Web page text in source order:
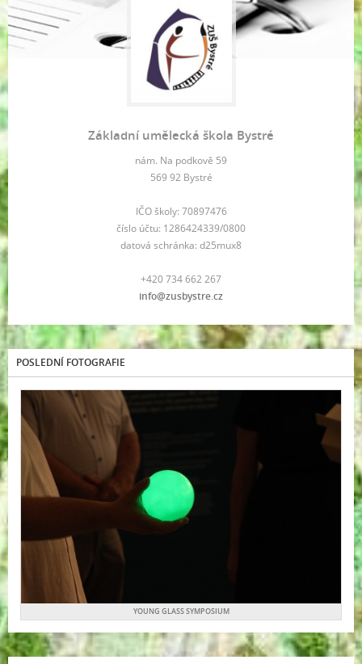
Základní umělecká škola Bystré
nám. Na podkově 59
569 92 Bystré
IČO školy: 70897476
číslo účtu: 1286424339/0800
datová schránka: d25mux8
+420 734 662 267
info@zusbystre.cz
POSLEDNÍ FOTOGRAFIE
YOUNG GLASS SYMPOSIUM